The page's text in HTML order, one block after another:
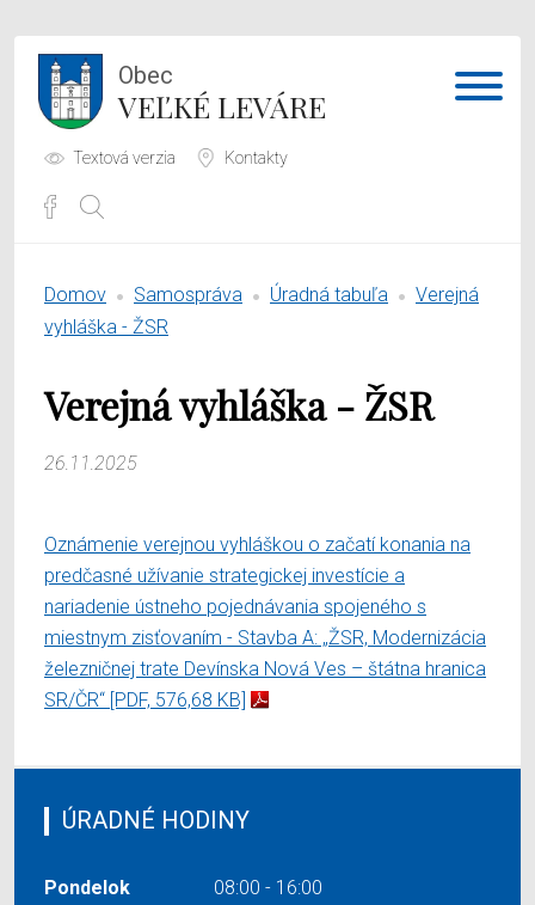
Obec
VEĽKÉ LEVÁRE
Textová verzia Kontakty
Samospráva
Domov Samospráva Úradná tabuľa
Verejná
vyhláška - ŽSR
Verejná vyhláška - ŽSR
26.11.2025
Oznámenie verejnou vyhláškou o začatí konania na
predčasné užívanie strategickej investície a
nariadenie ústneho pojednávania spojeného s
miestnym zisťovaním - Stavba A: „ŽSR, Modernizácia
železničnej trate Devínska Nová Ves – štátna hranica
SR/ČR“ [PDF, 576,68 KB]
ÚRADNÉ HODINY
Pondelok
08:00 - 16:00